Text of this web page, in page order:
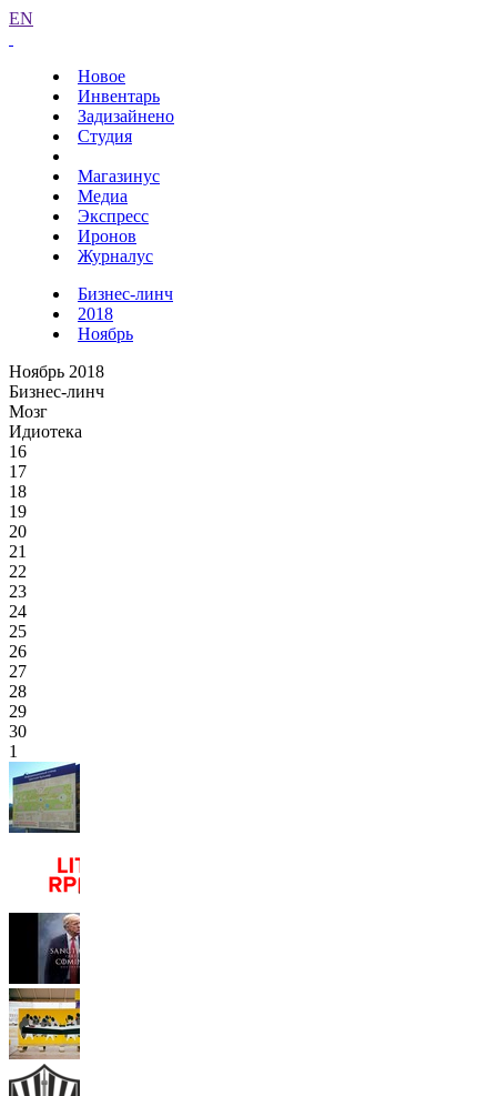
EN
Новое
Инвентарь
Задизайнено
Студия
Магазинус
Медиа
Экспресс
Иронов
Журналус
Бизнес-линч
2018
Ноябрь
Ноябрь 2018
Бизнес-линч
Мозг
Идиотека
16
17
18
19
20
21
22
23
24
25
26
27
28
29
30
1